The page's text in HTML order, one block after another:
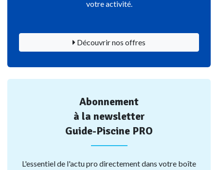
votre activité.
Découvrir nos offres
Abonnement
à la newsletter
Guide-Piscine PRO
L'essentiel de l'actu pro directement dans votre boîte